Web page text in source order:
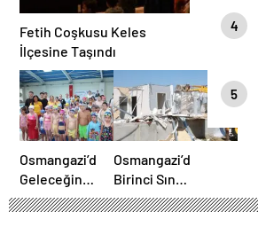
4
5
Fetih Coşkusu Keles
İlçesine Taşındı
Osmangazi’de
Geleceğin
Yüzücüleri
Törenle
Osmangazi’de
Birinci Sınıf
Tarım
Arazisine